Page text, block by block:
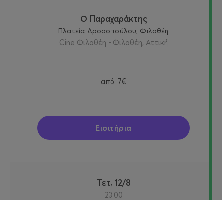
Ο Παραχαράκτης
Πλατεία Δροσοπούλου, Φιλοθέη
Cine Φιλοθέη - Φιλοθέη, Αττική
από 7€
Εισιτήρια
Τετ, 12/8
23:00